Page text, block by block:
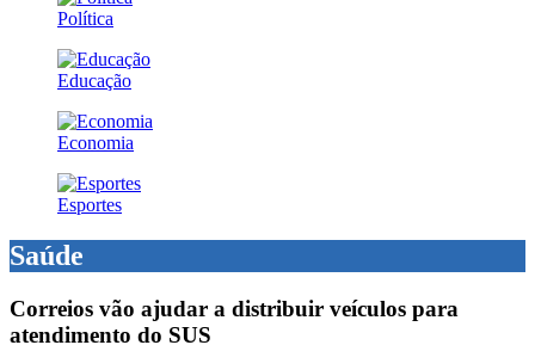
Política
Educação
Economia
Esportes
Saúde
Correios vão ajudar a distribuir veículos para
atendimento do SUS